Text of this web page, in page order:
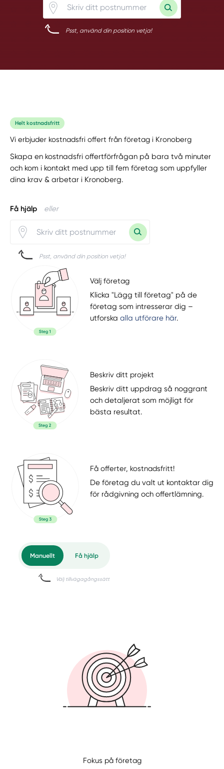
Psst, använd din position vetja!
Helt kostnadsfritt
Vi erbjuder kostnadsfri offert från företag i Kronoberg
Skapa en kostnadsfri offertförfrågan på bara två minuter
och kom i kontakt med upp till fem företag som uppfyller
dina krav & arbetar i Kronoberg.
Få hjälp eller
Psst, använd din position vetja!
Välj företag
Klicka "Lägg till företag" på de
företag som intresserar dig –
utforskaalla utförare här.
Beskriv ditt projekt
Beskriv ditt uppdrag så noggrant
och detaljerat som möjligt för
bästa resultat.
Få offerter, kostnadsfritt!
De företag du valt ut kontaktar dig
för rådgivning och offertlämning.
Få hjälp
Fokus på företag